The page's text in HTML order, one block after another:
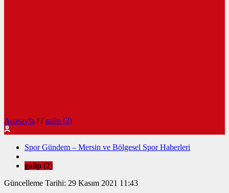
Anasayfa / / galip (2)
Spor Gündem – Mersin ve Bölgesel Spor Haberleri
galip (2)
Güncelleme Tarihi: 29 Kasım 2021 11:43